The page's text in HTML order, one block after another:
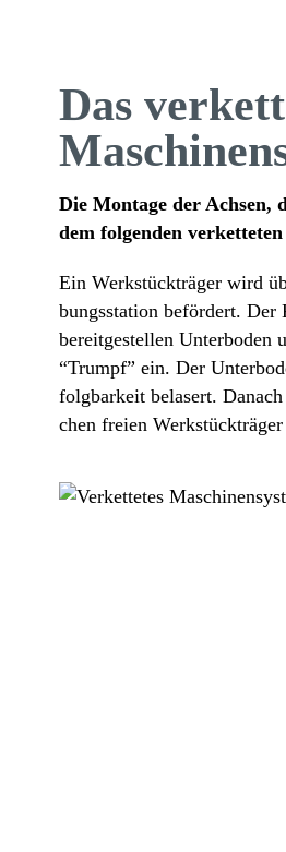
Das
Die Montage der Achsen,
dem folgenden
Ein Werk­stück­träger wird
bungs­sta­tion beför­dert.
bereit­ge­stellen Unter­boden
“Trumpf” ein. Der
folg­bar­keit bela­sert.
chen freien